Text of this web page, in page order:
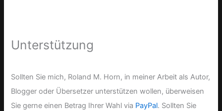
Unterstützung
Sollten Sie mich, Roland M. Horn, in meiner Arbeit als Autor,
Blogger oder Übersetzer unterstützen wollen, überweisen
Sie gerne einen Betrag Ihrer Wahl via PayPal. Sollten Sie